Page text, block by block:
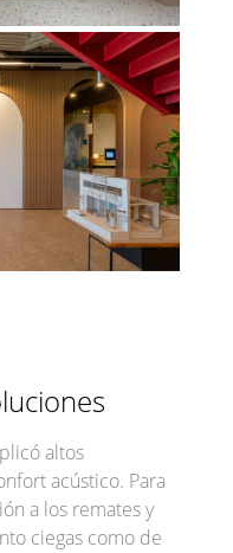
altos
acústico. Para
a los remates y
ciegas como de